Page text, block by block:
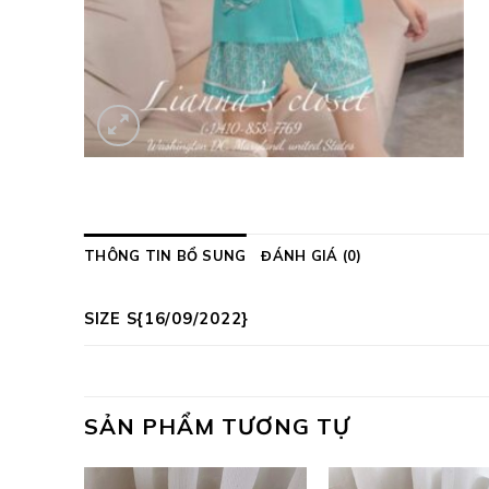
THÔNG TIN BỔ SUNG ĐÁNH GIÁ (0)
SIZE S{16/09/2022}
SẢN PHẨM TƯƠNG TỰ